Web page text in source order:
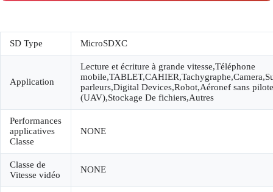
SD Type MicroSDXC
Application
Lecture et écriture à grande vitesse,Téléphone
parleurs,Digital Devices,Robot,Aéronef sans pilote
(UAV),Stockage De fichiers,Autres
Performances
applicatives
Classe
NONE
Classe de
Vitesse vidéo
NONE